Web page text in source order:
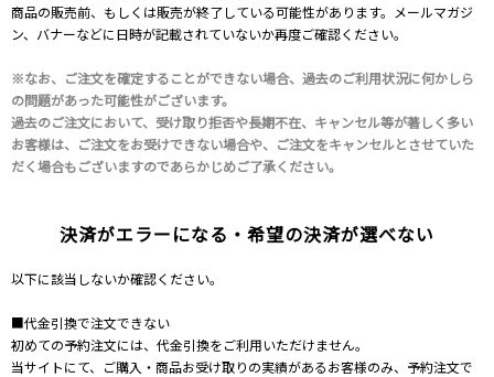
商品の販売前、もしくは販売が終了している可能性があります。メールマガジ
ン、バナーなどに日時が記載されていないか再度ご確認ください。
※なお、ご注文を確定することができない場合、過去のご利用状況に何かしら
の問題があった可能性がございます。
過去のご注文において、受け取り拒否や長期不在、キャンセル等が著しく多い
お客様は、ご注文をお受けできない場合や、ご注文をキャンセルとさせていた
だく場合もございますのであらかじめご了承ください。
決済がエラーになる・希望の決済が選べない
以下に該当しないか確認ください。
■代金引換で注文できない
初めての予約注文には、代金引換をご利用いただけません。
当サイトにて、ご購入・商品お受け取りの実績があるお客様のみ、予約注文で